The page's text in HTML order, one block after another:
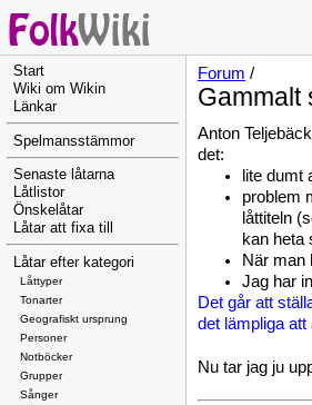
Start
Wiki om Wikin
Länkar
Spelmansstämmor
Senaste låtarna
Låtlistor
Önskelåtar
Låtar att fixa till
Låtar efter kategori
Låttyper
Tonarter
Geografiskt ursprung
Personer
Notböcker
Grupper
Sånger
Forum /
Gammalt
Anton
det:
lite dumt
problem
låttiteln
kan heta
När man
Jag har
Det går att
det lämpliga att
Nu tar jag ju